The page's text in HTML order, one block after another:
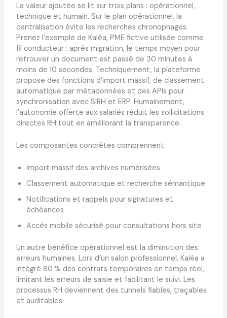
La valeur ajoutée se lit sur trois plans : opérationnel,
technique et humain. Sur le plan opérationnel, la
centralisation évite les recherches chronophages.
Prenez l’exemple de Kaléa, PME fictive utilisée comme
fil conducteur : après migration, le temps moyen pour
retrouver un document est passé de 30 minutes à
moins de 10 secondes. Techniquement, la plateforme
propose des fonctions d’import massif, de classement
automatique par métadonnées et des APIs pour
synchronisation avec SIRH et ERP. Humainement,
l’autonomie offerte aux salariés réduit les sollicitations
directes RH tout en améliorant la transparence.
Les composantes concrètes comprennent :
Import massif des archives numérisées
Classement automatique et recherche sémantique
Notifications et rappels pour signatures et
échéances
Accès mobile sécurisé pour consultations hors site
Un autre bénéfice opérationnel est la diminution des
erreurs humaines. Lors d’un salon professionnel, Kaléa a
intégré 80 % des contrats temporaires en temps réel,
limitant les erreurs de saisie et facilitant le suivi. Les
processus RH deviennent des tunnels fiables, traçables
et auditables.